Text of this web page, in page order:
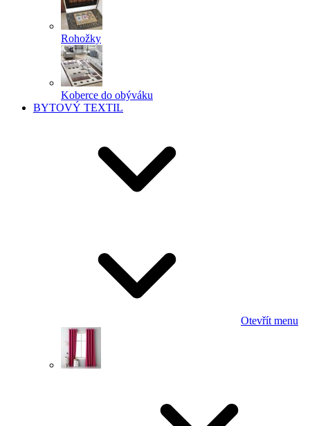
Rohožky
Koberce do obýváku
BYTOVÝ TEXTIL
Otevřít menu